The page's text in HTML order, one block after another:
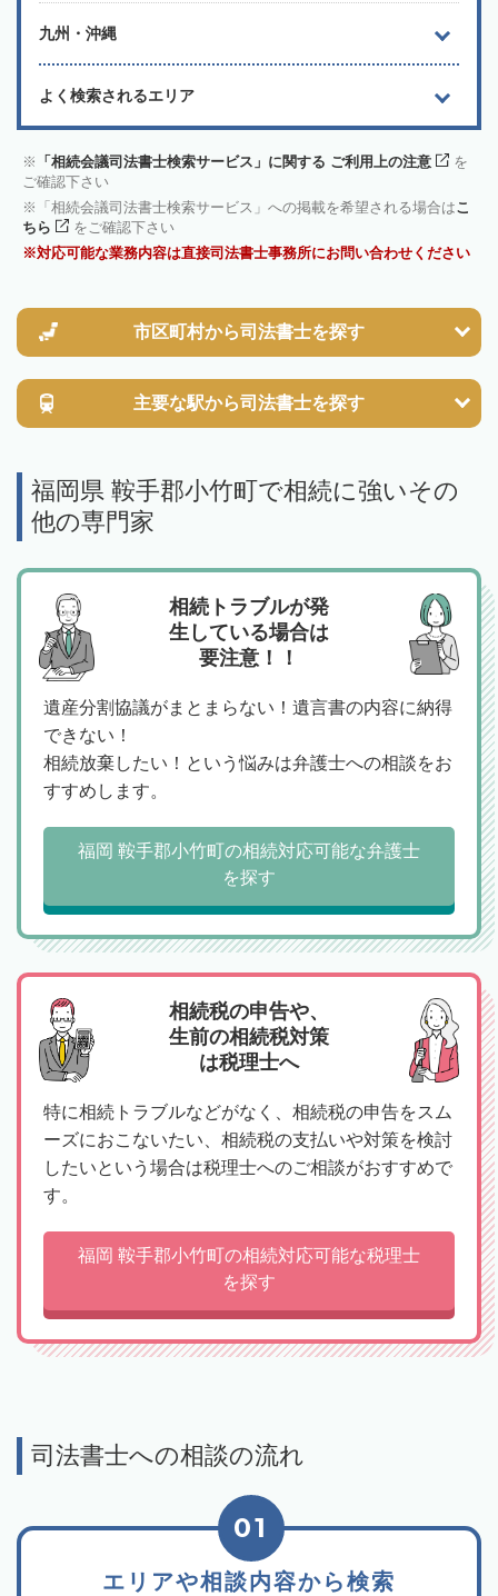
九州・沖縄
よく検索されるエリア
「相続会議司法書士検索サービス」に関する ご利用上の注意
を
ご確認下さい
「相続会議司法書士検索サービス」への掲載を希望される場合はこ
ちら
をご確認下さい
対応可能な業務内容は直接司法書士事務所にお問い合わせください
市区町村から司法書士を探す
主要な駅から司法書士を探す
福岡県 鞍手郡小竹町で相続に強いその
他の専門家
相続トラブルが発
生している場合は
要注意！！
遺産分割協議がまとまらない！遺言書の内容に納得
できない！
相続放棄したい！という悩みは弁護士への相談をお
すすめします。
福岡 鞍手郡小竹町の相続対応可能な弁護士
を探す
相続税の申告や、
生前の相続税対策
は税理士へ
特に相続トラブルなどがなく、相続税の申告をスム
ーズにおこないたい、相続税の支払いや対策を検討
したいという場合は税理士へのご相談がおすすめで
す。
福岡 鞍手郡小竹町の相続対応可能な税理士
を探す
司法書士への相談の流れ
エリアや相談内容から検索
01